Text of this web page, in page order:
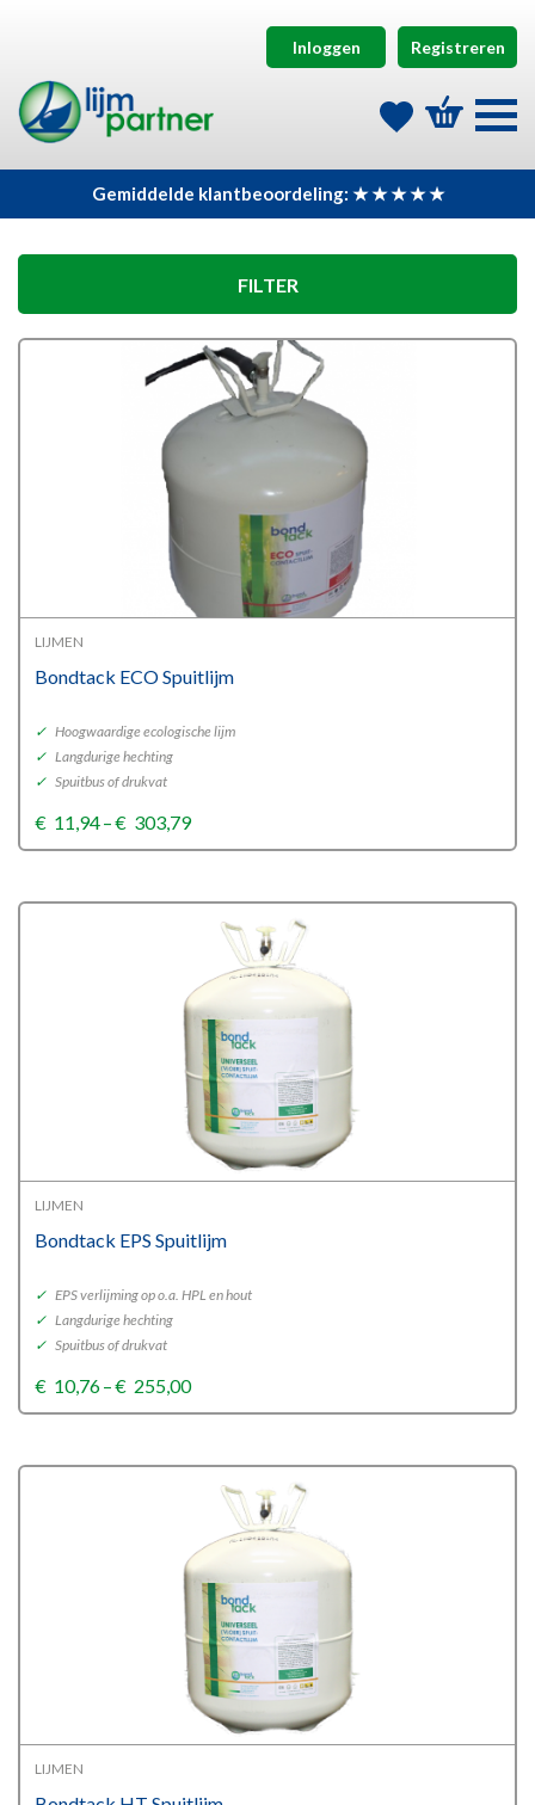
Inloggen Registreren
Gemiddelde klantbeoordeling: ★ ★ ★ ★ ★
FILTER
LIJMEN
Bondtack ECO Spuitlijm
✓ Hoogwaardige ecologische lijm
✓ Langdurige hechting
✓ Spuitbus of drukvat
€ 11,94–€ 303,79Price
range:
€303,79
LIJMEN
Bondtack EPS Spuitlijm
✓ EPS verlijming op o.a. HPL en hout
✓ Langdurige hechting
✓ Spuitbus of drukvat
€ 10,76–€ 255,00Price
range:
€255,00
LIJMEN